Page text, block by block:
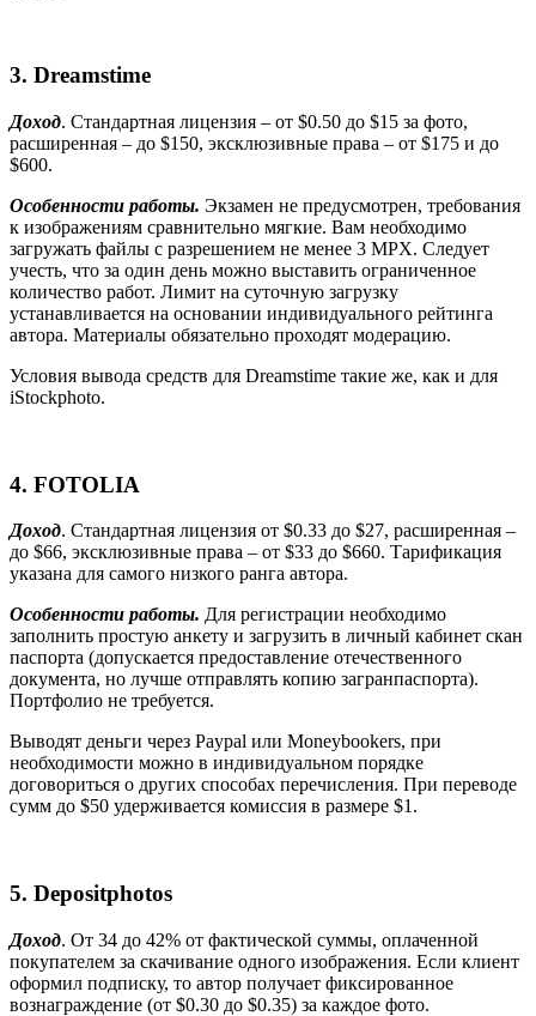
3. Dreamstime
Доход. Стандартная лицензия – от $0.50 до $15 за фото,
расширенная – до $150, эксклюзивные права – от $175 и до
$600.
Особенности работы. Экзамен не предусмотрен, требования
к изображениям сравнительно мягкие. Вам необходимо
загружать файлы с разрешением не менее 3 MPX. Следует
учесть, что за один день можно выставить ограниченное
количество работ. Лимит на суточную загрузку
устанавливается на основании индивидуального рейтинга
автора. Материалы обязательно проходят модерацию.
Условия вывода средств для Dreamstime такие же, как и для
iStockphoto.
4. FOTOLIA
Доход. Стандартная лицензия от $0.33 до $27, расширенная –
до $66, эксклюзивные права – от $33 до $660. Тарификация
указана для самого низкого ранга автора.
Особенности работы. Для регистрации необходимо
заполнить простую анкету и загрузить в личный кабинет скан
паспорта (допускается предоставление отечественного
документа, но лучше отправлять копию загранпаспорта).
Портфолио не требуется.
Выводят деньги через Paypal или Moneybookers, при
необходимости можно в индивидуальном порядке
договориться о других способах перечисления. При переводе
сумм до $50 удерживается комиссия в размере $1.
5. Depositphotos
Доход. От 34 до 42% от фактической суммы, оплаченной
покупателем за скачивание одного изображения. Если клиент
оформил подписку, то автор получает фиксированное
вознаграждение (от $0.30 до $0.35) за каждое фото.